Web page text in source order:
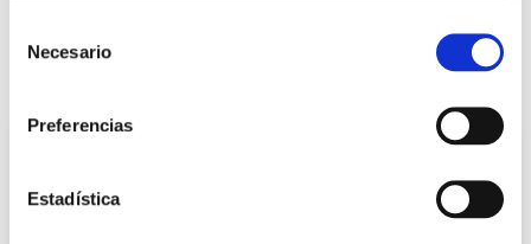
Necesario
Preferencias
Estadística